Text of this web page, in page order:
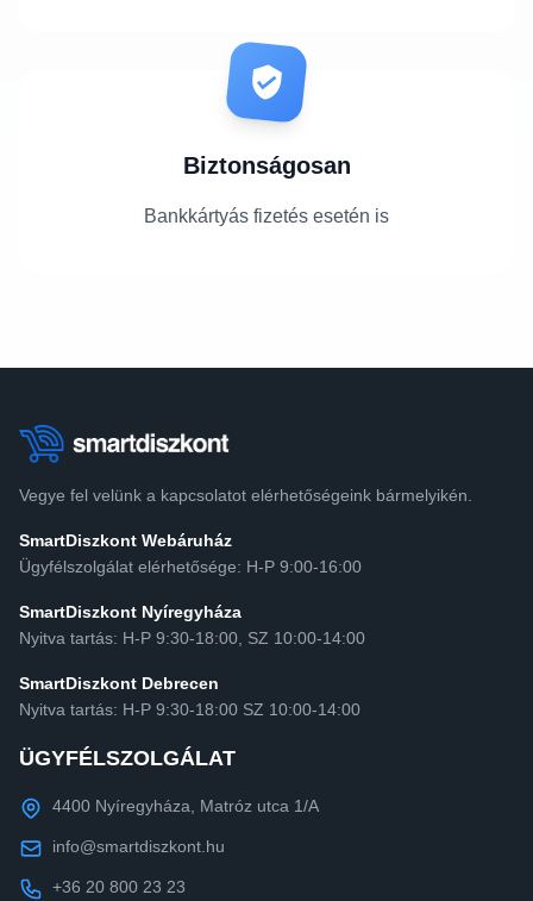
Biztonságosan
Bankkártyás fizetés esetén is
Vegye fel velünk a kapcsolatot elérhetőségeink bármelyikén.
SmartDiszkont Webáruház
Ügyfélszolgálat elérhetősége: H-P 9:00-16:00
SmartDiszkont Nyíregyháza
Nyitva tartás: H-P 9:30-18:00, SZ 10:00-14:00
SmartDiszkont Debrecen
Nyitva tartás: H-P 9:30-18:00 SZ 10:00-14:00
ÜGYFÉLSZOLGÁLAT
4400 Nyíregyháza, Matróz utca 1/A
info@smartdiszkont.hu
+36 20 800 23 23